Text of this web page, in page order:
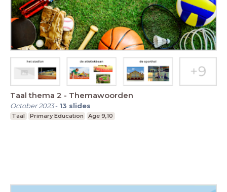
Taal thema 2 - Themawoorden
October 2023- 13 slides
Taal Primary Education Age 9,10